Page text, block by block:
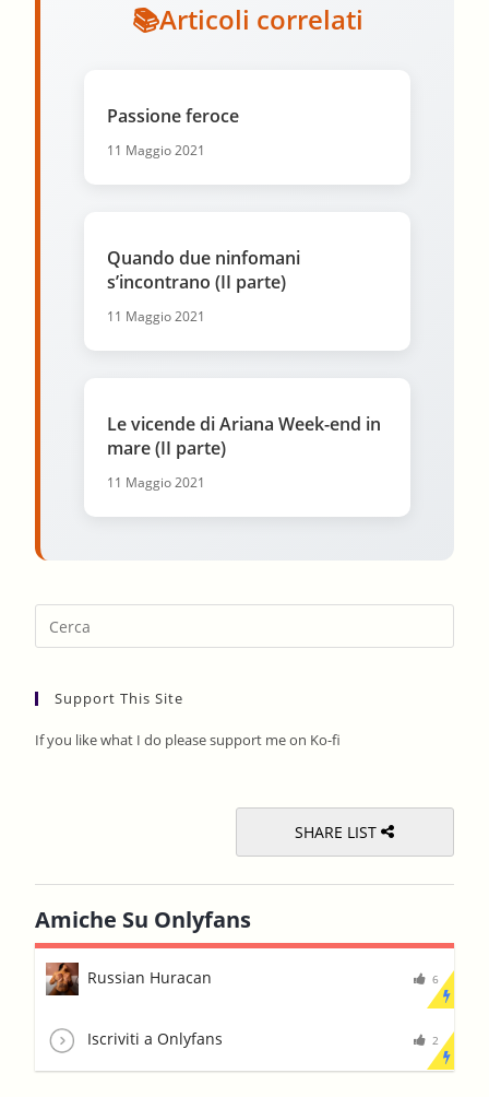
Articoli correlati
Passione feroce
11 Maggio 2021
Quando due ninfomani
s’incontrano (II parte)
11 Maggio 2021
Le vicende di Ariana Week-end in
mare (II parte)
11 Maggio 2021
Support This Site
If you like what I do please support me on Ko-fi
SHARE LIST
Amiche Su Onlyfans
Russian Huracan 6
Iscriviti a Onlyfans 2